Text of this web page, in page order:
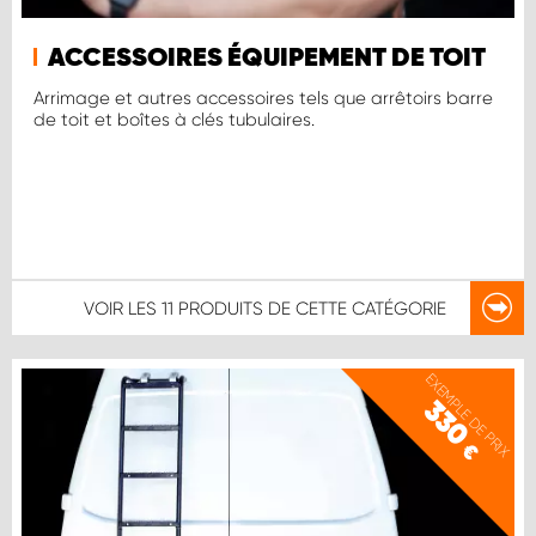
ACCESSOIRES ÉQUIPEMENT DE TOIT
Arrimage et autres accessoires tels que arrêtoirs barre
de toit et boîtes à clés tubulaires.
VOIR LES 11 PRODUITS DE CETTE CATÉGORIE
EXEMPLE DE PRIX
330
€